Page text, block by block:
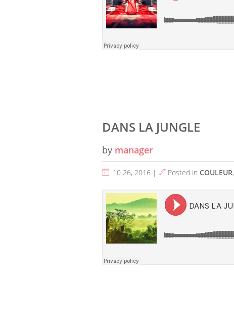
DANS LA JUNGLE
by manager
10 26, 2016 | Posted in COULEUR,